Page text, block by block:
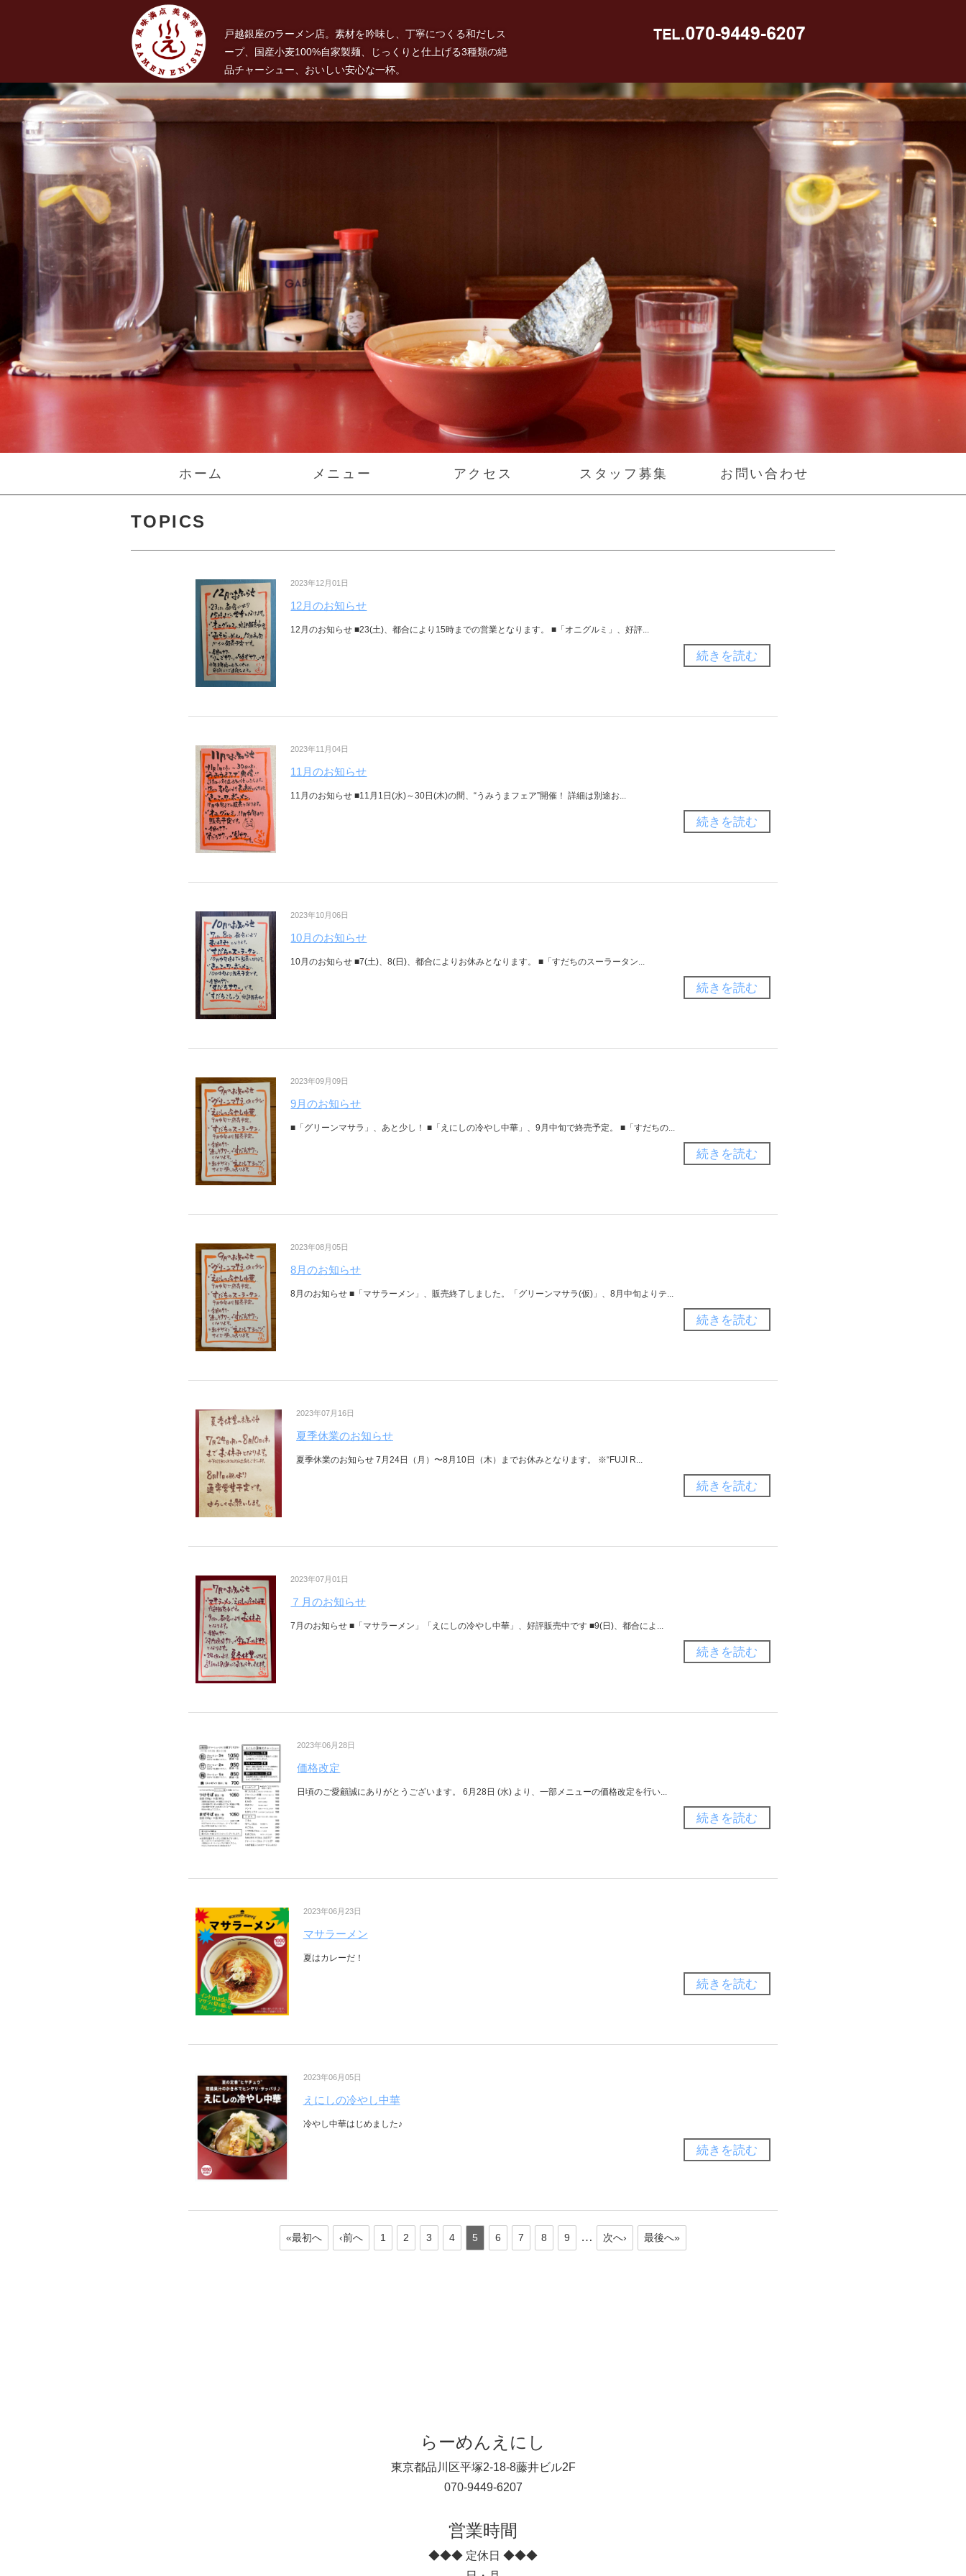
うま
い！３
種類の
チャー
シュー
メン、
自家製
麺 ら
ーめん
えにし
｜戸越
戸越銀座のラーメン店。素材を吟味し、丁寧につくる和だしス
ープ、国産小麦100%自家製麺、じっくりと仕上げる3種類の絶
品チャーシュー、おいしい安心な一杯。
ホーム メニュー アクセス スタッフ募集 お問い合わせ
TOPICS
2023年12月01日
12月のお知らせ
12月のお知らせ ■23(土)、都合により15時までの営業となります。 ■「オニグルミ」、好評...
続きを読む
2023年11月04日
11月のお知らせ
11月のお知らせ ■11月1日(水)～30日(木)の間、“うみうまフェア”開催！ 詳細は別途お...
続きを読む
2023年10月06日
10月のお知らせ
10月のお知らせ ■7(土)、8(日)、都合によりお休みとなります。 ■「すだちのスーラータン...
続きを読む
2023年09月09日
9月のお知らせ
■「グリーンマサラ」、あと少し！ ■「えにしの冷やし中華」、9月中旬で終売予定。 ■「すだちの...
続きを読む
2023年08月05日
8月のお知らせ
8月のお知らせ ■「マサラーメン」、販売終了しました。「グリーンマサラ(仮)」、8月中旬よりテ...
続きを読む
2023年07月16日
夏季休業のお知らせ
夏季休業のお知らせ 7月24日（月）〜8月10日（木）までお休みとなります。 ※“FUJI R...
続きを読む
2023年07月01日
７月のお知らせ
7月のお知らせ ■「マサラーメン」「えにしの冷やし中華」、好評販売中です ■9(日)、都合によ...
続きを読む
2023年06月28日
価格改定
日頃のご愛顧誠にありがとうございます。 6月28日 (水) より、一部メニューの価格改定を行い...
続きを読む
2023年06月23日
マサラーメン
夏はカレーだ！
続きを読む
2023年06月05日
えにしの冷やし中華
冷やし中華はじめました♪
続きを読む
«最初へ ‹前へ 1 2 3 4 5 6 7 8 9 … 次へ› 最後へ»
らーめんえにし
東京都品川区平塚2-18-8藤井ビル2F
070-9449-6207
営業時間
◆◆◆ 定休日 ◆◆◆